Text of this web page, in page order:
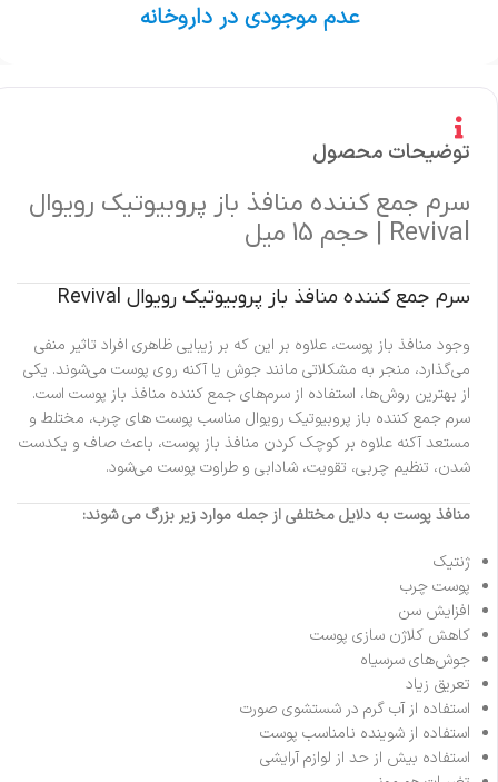
عدم موجودی در داروخانه
توضیحات محصول
سرم جمع کننده منافذ باز پروبیوتیک رویوال
Revival | حجم 15 میل
سرم جمع کننده منافذ باز پروبیوتیک رویوال Revival
وجود منافذ باز پوست، علاوه بر این که بر زیبایی ظاهری افراد تاثیر منفی
می‌‌گذارد، منجر به مشکلاتی مانند جوش یا آکنه روی پوست می‌‌شوند. یکی
از بهترین روش‌‌ها، استفاده از سرم‌‌های جمع کننده منافذ باز پوست است.
سرم جمع کننده باز پروبیوتیک رویوال مناسب پوست های چرب، مختلط و
مستعد آکنه علاوه بر کوچک کردن منافذ باز پوست، باعث صاف و یکدست
شدن، تنظیم چربی، تقویت، شادابی و طراوت پوست می‌‌شود.
منافذ پوست به دلایل مختلفی از جمله موارد زیر بزرگ می شوند:
ژنتیک
پوست چرب
افزایش سن
کاهش کلاژن سازی پوست
جوش‌‌های سرسیاه
تعریق زیاد
استفاده از آب گرم در شستشوی صورت
استفاده از شوینده نامناسب پوست
استفاده بیش از حد از لوازم آرایشی